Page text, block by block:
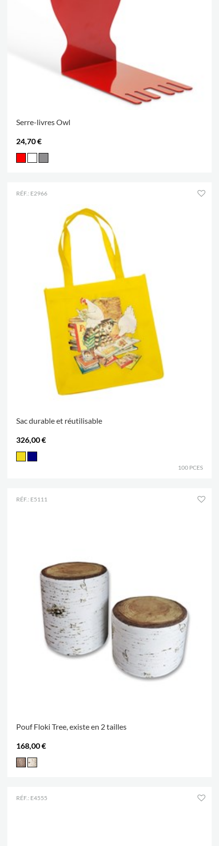
Serre-livres Owl
24,70 €
RÉF.: E2966
Sac durable et réutilisable
326,00 €
100 PCES
RÉF.: E5111
Pouf Floki Tree, existe en 2 tailles
168,00 €
RÉF.: E4555